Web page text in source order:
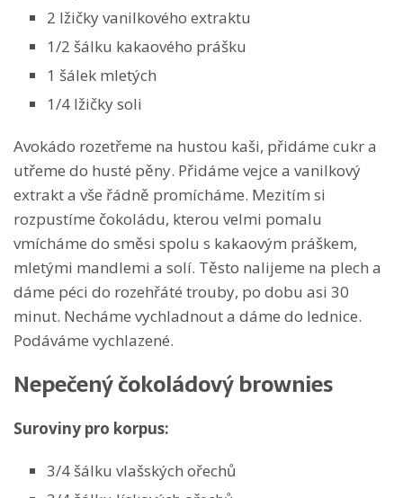
2 lžičky vanilkového extraktu
1/2 šálku kakaového prášku
1 šálek mletých
1/4 lžičky soli
Avokádo rozetřeme na hustou kaši, přidáme cukr a
utřeme do husté pěny. Přidáme vejce a vanilkový
extrakt a vše řádně promícháme. Mezitím si
rozpustíme čokoládu, kterou velmi pomalu
vmícháme do směsi spolu s kakaovým práškem,
mletými mandlemi a solí. Těsto nalijeme na plech a
dáme péci do rozehřáté trouby, po dobu asi 30
minut. Necháme vychladnout a dáme do lednice.
Podáváme vychlazené.
Nepečený čokoládový brownies
Suroviny pro korpus:
3/4 šálku vlašských ořechů